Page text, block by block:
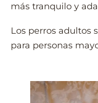
más tranquilo y
Los perros adultos
para personas